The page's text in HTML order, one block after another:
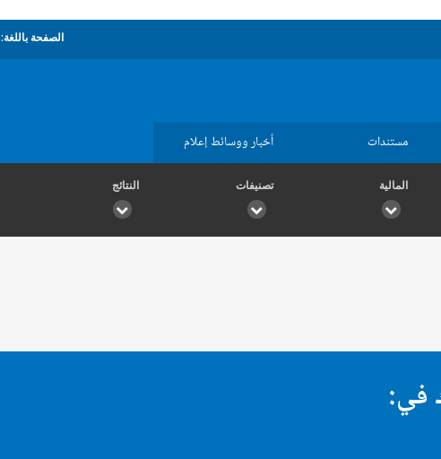
الصفحة باللغة:
مستندات أخبار ووسائط إعلام
المالية تصنيفات النتائج
في: